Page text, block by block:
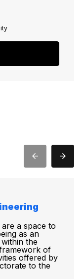
a space to
as an
the
of
offered by
to the